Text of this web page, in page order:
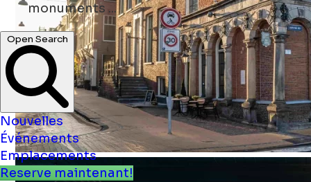
concerts ...
Open Search
Nouvelles
Événements
Emplacements
Reserve maintenant!